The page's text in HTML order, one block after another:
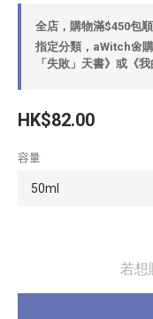
全店，購物滿$450包
指定分類，aWitch🌼
「失敗」天書》或《
HK$82.00
容量
若想